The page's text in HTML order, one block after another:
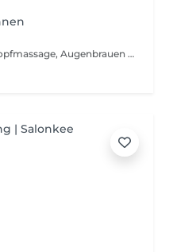
Herrenschnitt inkl. Bartpflege, Kopfmassage, Augenbrauen zupfen, Wachsbehandlung Nasen- und Ohrenhaare